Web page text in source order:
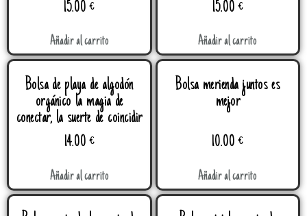
15.00€
Añadir al carrito
15.00 €
Añadir al carrito
Bolsa de playa de algodón
orgánico la magia de
conectar, la suerte de coincidir
14.00 €
Añadir al carrito
Bolsa merienda juntos es
mejor
10.00€
Añadir al carrito